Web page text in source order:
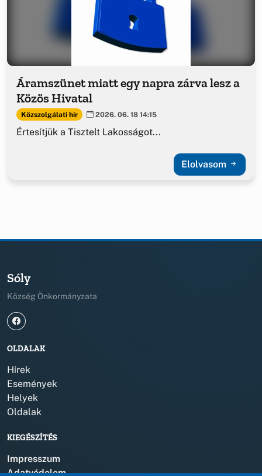
Áramszünet miatt egy napra zárva lesz a
Közös Hivatal
Közszolgálati hír 2026. 06. 18 14:15
Értesítjük a Tisztelt Lakosságot...
Elolvasom
Sóly
Község Önkormányzata
OLDALAK
Hírek
Események
Helyek
Oldalak
KIEGÉSZÍTÉS
Impresszum
Adatvédelem